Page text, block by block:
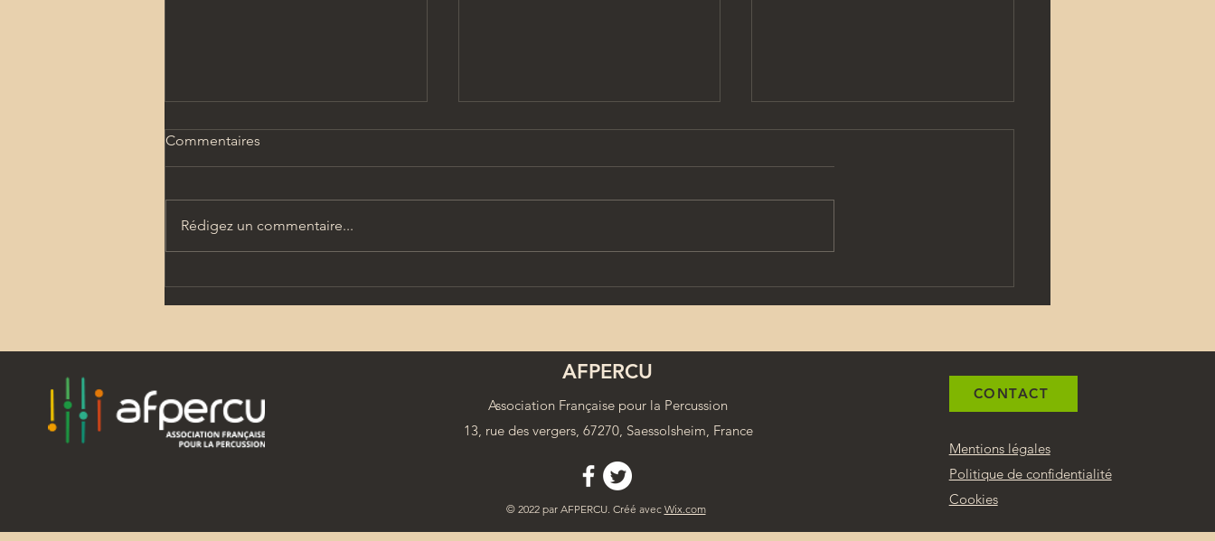
Commentaires
Rédigez un commentaire...
AFPERCU
Association Française pour la Percussion
13, rue des vergers, 67270, Saessolsheim, France
© 2022 par AFPERCU. Créé avec Wix.com
CONTACT
Mentions légales
Politique de confidentialité
Cookies